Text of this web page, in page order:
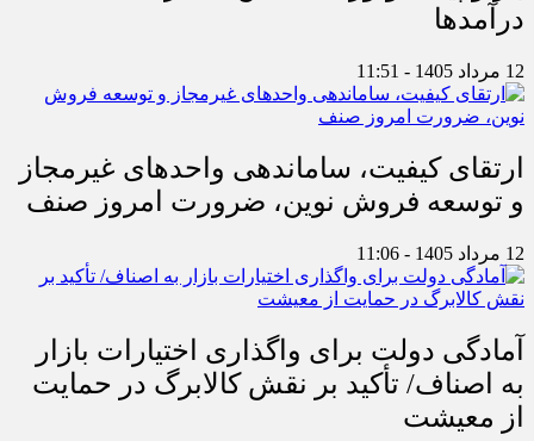
درآمدها
12 مرداد 1405 - 11:51
ارتقای کیفیت، ساماندهی واحدهای غیرمجاز
و توسعه فروش نوین، ضرورت امروز صنف
12 مرداد 1405 - 11:06
آمادگی دولت برای واگذاری اختیارات بازار
به اصناف/ تأکید بر نقش کالابرگ در حمایت
از معیشت